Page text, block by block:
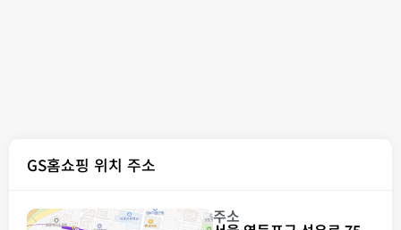
GS홈쇼핑 위치 주소
주소